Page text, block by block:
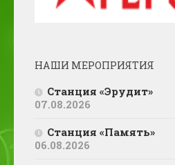
НАШИ МЕРОПРИЯТИЯ
Станция «Эрудит»
07.08.2026
Станция «Память»
06.08.2026